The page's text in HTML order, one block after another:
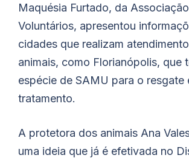
Maquésia Furtado, da
Voluntários, apresentou
cidades que realizam
animais, como Florianópolis, que
espécie de SAMU para o resgate
tratamento.
A protetora dos animais Ana
uma ideia que já é efetivada no